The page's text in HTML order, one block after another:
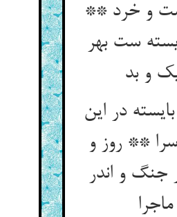
و خرد **
ست بهر
و بد
در این
** روز و
و اندر
ماجرا